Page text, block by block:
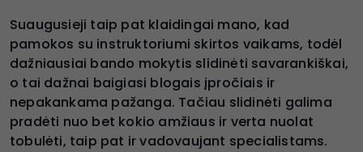
Suaugusieji taip pat klaidingai mano, kad
pamokos su instruktoriumi skirtos vaikams, todėl
dažniausiai bando mokytis slidinėti savarankiškai,
o tai dažnai baigiasi blogais įpročiais ir
nepakankama pažanga. Tačiau slidinėti galima
pradėti nuo bet kokio amžiaus ir verta nuolat
tobulėti, taip pat ir vadovaujant specialistams.